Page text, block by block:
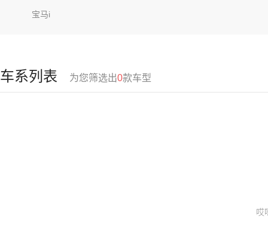
宝马i
车系列表 为您筛选出0款车型
哎